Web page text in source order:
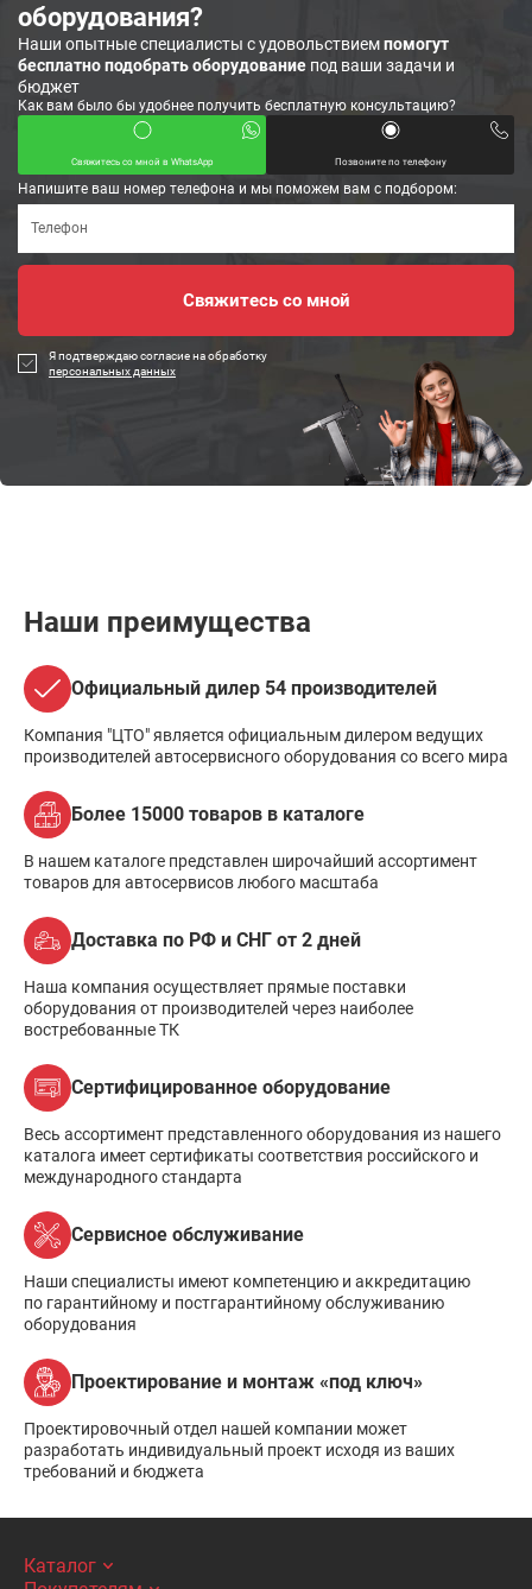
оборудования?
Наши опытные специалисты с удовольствиемпомогут
бесплатно подобрать оборудование под ваши задачи и
бюджет
Как вам было бы удобнее получить бесплатную консультацию?
Свяжитесь со мной в WhatsApp Позвоните по телефону
Напишите ваш номер телефона и мы поможем вам с подбором:
Я подтверждаю согласие на обработку
персональных данных
Наши преимущества
Официальный дилер 54 производителей
Компания "ЦТО" является официальным дилером ведущих
производителей автосервисного оборудования со всего мира
Более 15000 товаров в каталоге
В нашем каталоге представлен широчайший ассортимент
товаров для автосервисов любого масштаба
Доставка по РФ и СНГ от 2 дней
Наша компания осуществляет прямые поставки
оборудования от производителей через наиболее
востребованные ТК
Сертифицированное оборудование
Весь ассортимент представленного оборудования из нашего
каталога имеет сертификаты соответствия российского и
международного стандарта
Сервисное обслуживание
Наши специалисты имеют компетенцию и аккредитацию
по гарантийному и постгарантийному обслуживанию
оборудования
Проектирование и монтаж «под ключ»
Проектировочный отдел нашей компании может
разработать индивидуальный проект исходя из ваших
требований и бюджета
Каталог